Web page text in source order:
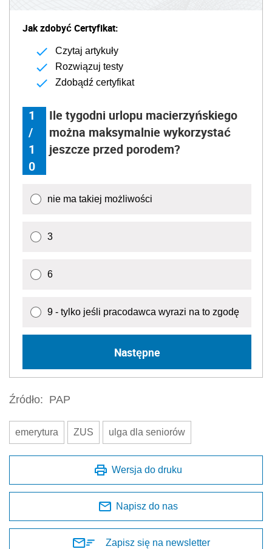
Jak zdobyć Certyfikat:
Czytaj artykuły
Rozwiązuj testy
Zdobądź certyfikat
1
/
1
0
Ile tygodni urlopu macierzyńskiego
można maksymalnie wykorzystać
jeszcze przed porodem?
nie ma takiej możliwości
3
6
9 - tylko jeśli pracodawca wyrazi na to zgodę
Następne
Źródło: PAP
emerytura ZUS ulga dla seniorów
Wersja do druku
Napisz do nas
Zapisz się na newsletter